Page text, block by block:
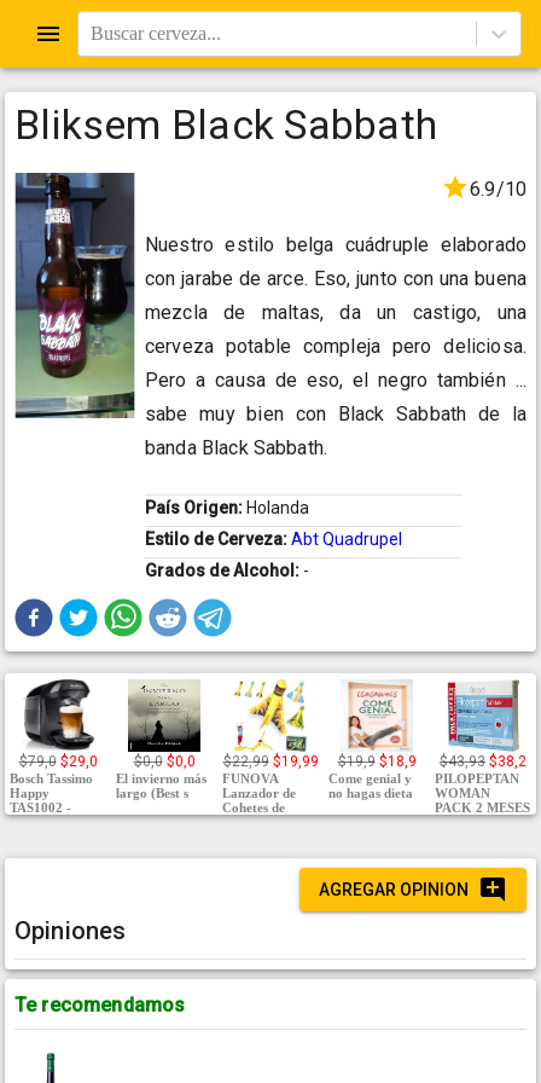
Buscar cerveza...
Bliksem Black Sabbath
6.9/10
Nuestro estilo belga cuádruple elaborado
con jarabe de arce. Eso, junto con una buena
mezcla de maltas, da un castigo, una
cerveza potable compleja pero deliciosa.
Pero a causa de eso, el negro también ...
sabe muy bien con Black Sabbath de la
banda Black Sabbath.
País Origen: Holanda
Estilo de Cerveza:Abt Quadrupel
Grados de Alcohol: -
$79,0 $29,0
Bosch Tassimo
Happy
TAS1002 -
$0,0 $0,0
El invierno más
largo (Best s
$22,99 $19,99
FUNOVA
Lanzador de
Cohetes de
$19,9 $18,9
Come genial y
no hagas dieta
$43,93 $38,2
PILOPEPTAN
WOMAN
PACK 2 MESES
AGREGAR OPINION
Opiniones
Te recomendamos